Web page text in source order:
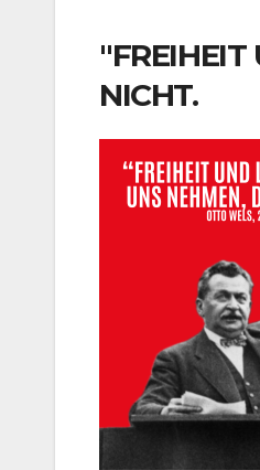
"FREIHEIT
NICHT.